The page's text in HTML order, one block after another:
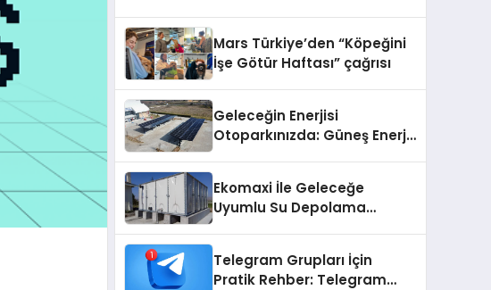
Mars Türkiye’den “Köpeğini
İşe Götür Haftası” çağrısı
Geleceğin Enerjisi
Otoparkınızda: Güneş Enerjili
Ekomaxi İle Geleceğe
Uyumlu Su Depolama
Telegram Grupları İçin
Pratik Rehber: Telegram